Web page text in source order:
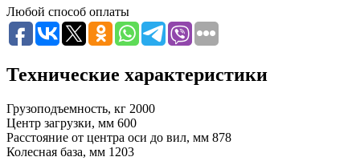
Любой способ оплаты
Технические характеристики
Грузоподъемность, кг 2000
Центр загрузки, мм 600
Расстояние от центра оси до вил, мм 878
Колесная база, мм 1203